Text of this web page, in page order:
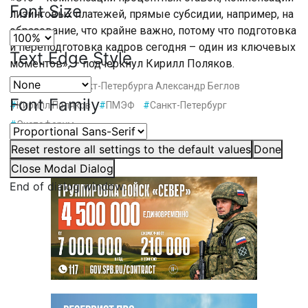
Font Size
Text Edge Style
Font Family
Reset restore all settings to the default values Done
Close Modal Dialog
End of dialog window.
лизинговых платежей, прямые субсидии, например, на
образование, что крайне важно, потому что подготовка
и переподготовка кадров сегодня – один из ключевых
моментов», – подчеркнул Кирилл Поляков.
#Губернатор Санкт-Петербурга Александр Беглов
#Кирилл Поляков #ПМЭФ #Санкт-Петербург
#Экспофорум